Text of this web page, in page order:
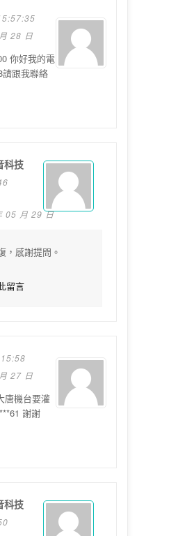
28 日
你好我的電
請跟我聯絡
科技
05 月 29 日
，感謝提問。
留言
27 日
唐機台要灌
謝謝
科技